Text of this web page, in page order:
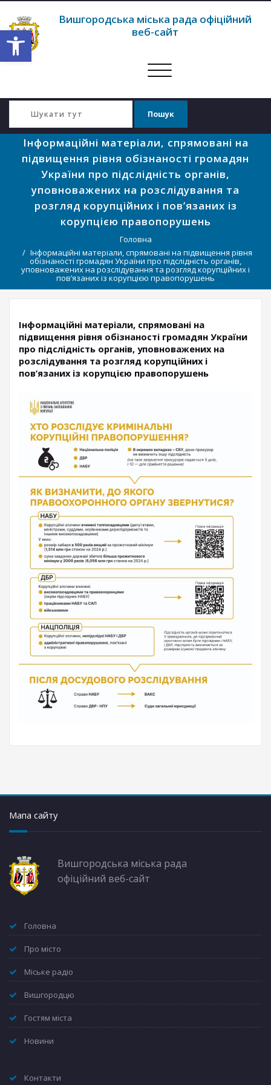
Відкрити Панель інструментів
Вишгородська міська рада офіційний
веб-сайт
Перемкнути
Інформаційні матеріали, спрямовані на
підвищення рівня обізнаності громадян
України про підслідність органів,
уповноважених на розслідування та
розгляд корупційних і пов’язаних із
корупцією правопорушень
Головна
Інформаційні матеріали, спрямовані на підвищення рівня
обізнаності громадян України про підслідність органів,
уповноважених на розслідування та розгляд корупційних і
пов’язаних із корупцією правопорушень
Інформаційні матеріали, спрямовані на
підвищення рівня обізнаності громадян України
про підслідність органів, уповноважених на
розслідування та розгляд корупційних і
пов’язаних із корупцією правопорушень
Мапа сайту
Вишгородська міська рада
офіційний веб-сайт
Головна
Про місто
Міське радіо
Вишгородцю
Гостям міста
Новини
Контакти